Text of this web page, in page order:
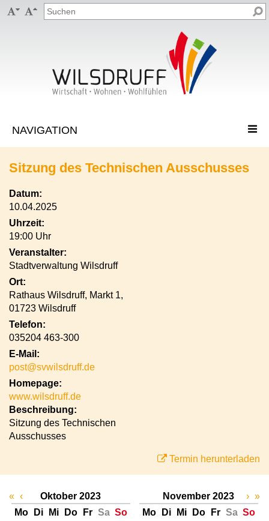
 
Sitzung des Technischen Ausschusses
Datum:
10.04.2025
Uhrzeit:
19:00 Uhr
Veranstalter:
Stadtverwaltung Wilsdruff
Ort:
Rathaus Wilsdruff, Markt 1,
01723 Wilsdruff
Telefon:
035204 463-300
E-Mail:
post@svwilsdruff.de
Homepage:
www.wilsdruff.de
Beschreibung:
Sitzung des Technischen
Ausschusses
Termin herunterladen
« ‹
Oktober 2023
Mo
Di Mi Do Fr Sa So
November 2023
Mo
Di Mi Do Fr Sa So
› »